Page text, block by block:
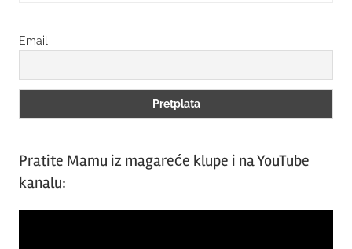
Email
Pratite Mamu iz magareće klupe i na YouTube
kanalu: